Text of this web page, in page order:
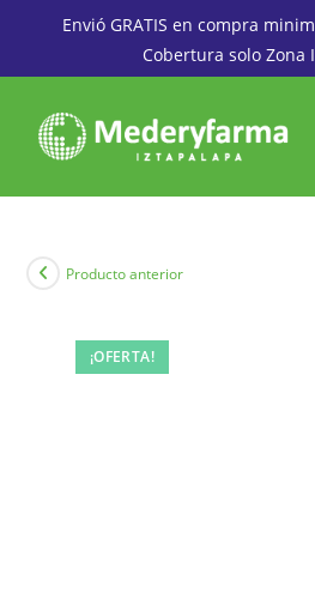
Envió GRATIS en compra
Cobertura solo Zona
¡OFERTA!
Producto anterior